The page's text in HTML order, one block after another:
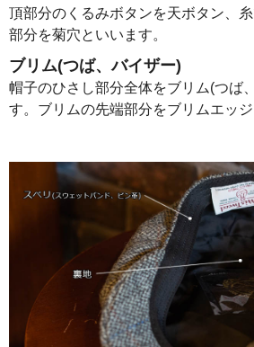
頂部分のくるみボタンを天ボタン、
部分を菊穴といいます。
ブリム(つば、バイザー)
帽子のひさし部分全体をブリム(つば
す。ブリムの先端部分をブリムエッジ